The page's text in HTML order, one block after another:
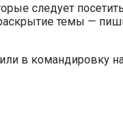
следует
темы —
в командировку